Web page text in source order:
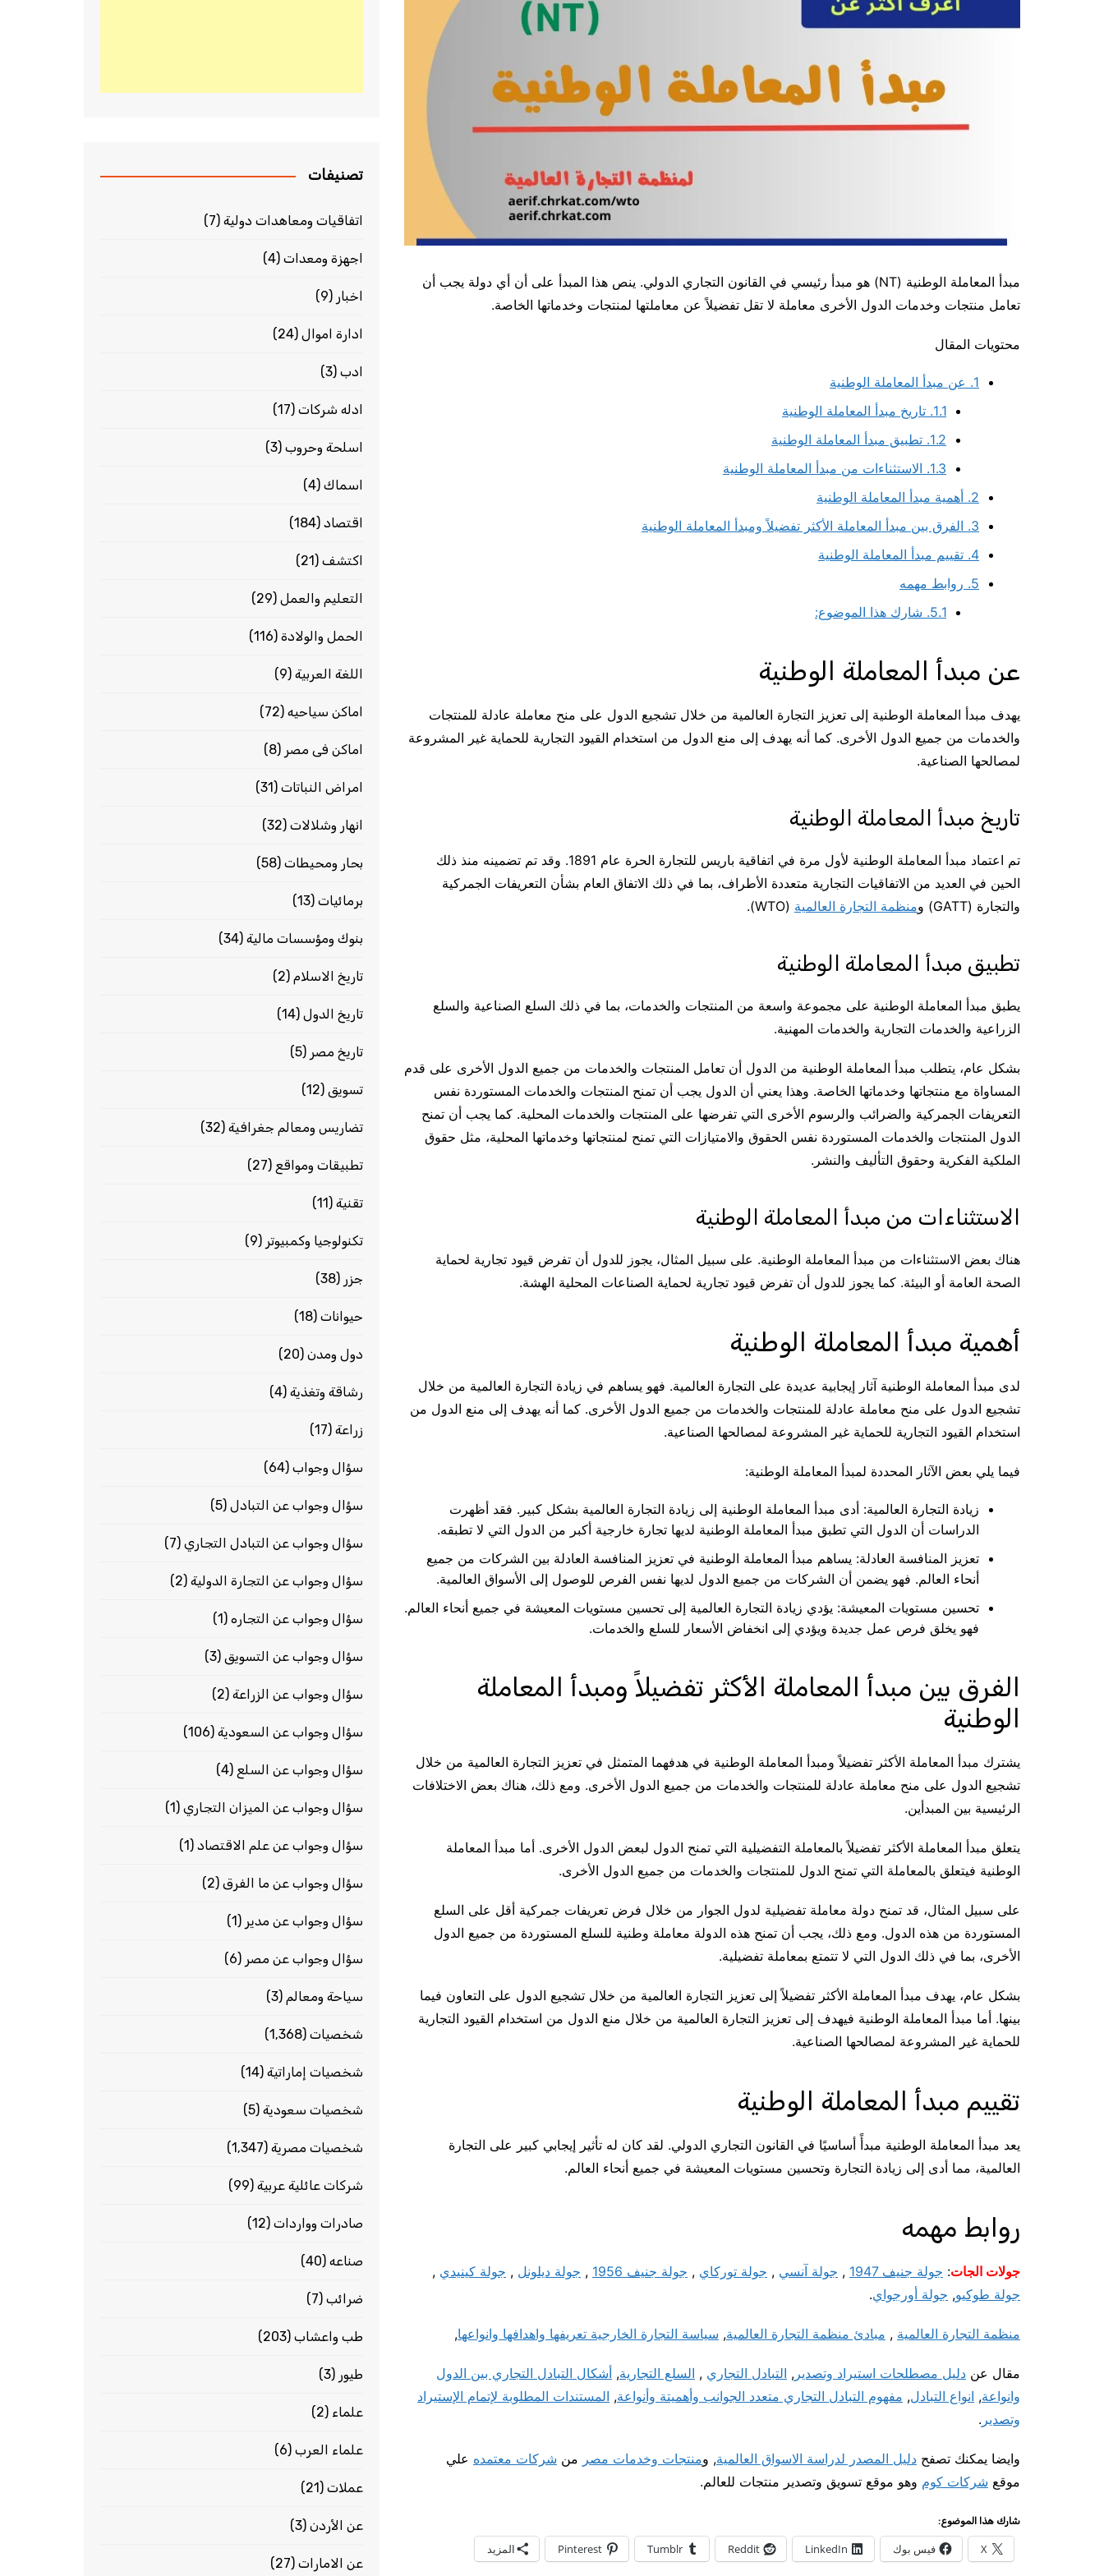
مبدأ المعاملة الوطنية (NT) هو مبدأ رئيسي في القانون التجاري الدولي. ينص هذا المبدأ على أن أي دولة يجب أن
تعامل منتجات وخدمات الدول الأخرى معاملة لا تقل تفضيلاً عن معاملتها لمنتجات وخدماتها الخاصة.
محتويات المقال
1. عن مبدأ المعاملة الوطنية
1.1. تاريخ مبدأ المعاملة الوطنية
1.2. تطبيق مبدأ المعاملة الوطنية
1.3. الاستثناءات من مبدأ المعاملة الوطنية
2. أهمية مبدأ المعاملة الوطنية
3. الفرق بين مبدأ المعاملة الأكثر تفضيلاً ومبدأ المعاملة الوطنية
4. تقييم مبدأ المعاملة الوطنية
5. روابط مهمه
5.1. شارك هذا الموضوع:
عن مبدأ المعاملة الوطنية
يهدف مبدأ المعاملة الوطنية إلى تعزيز التجارة العالمية من خلال تشجيع الدول على منح معاملة عادلة للمنتجات
والخدمات من جميع الدول الأخرى. كما أنه يهدف إلى منع الدول من استخدام القيود التجارية للحماية غير المشروعة
لمصالحها الصناعية.
تاريخ مبدأ المعاملة الوطنية
تم اعتماد مبدأ المعاملة الوطنية لأول مرة في اتفاقية باريس للتجارة الحرة عام 1891. وقد تم تضمينه منذ ذلك
الحين في العديد من الاتفاقيات التجارية متعددة الأطراف، بما في ذلك الاتفاق العام بشأن التعريفات الجمركية
والتجارة (GATT) و
منظمة التجارة العالمية (WTO).
تطبيق مبدأ المعاملة الوطنية
يطبق مبدأ المعاملة الوطنية على مجموعة واسعة من المنتجات والخدمات، بما في ذلك السلع الصناعية والسلع
الزراعية والخدمات التجارية والخدمات المهنية.
بشكل عام، يتطلب مبدأ المعاملة الوطنية من الدول أن تعامل المنتجات والخدمات من جميع الدول الأخرى على قدم
المساواة مع منتجاتها وخدماتها الخاصة. وهذا يعني أن الدول يجب أن تمنح المنتجات والخدمات المستوردة نفس
التعريفات الجمركية والضرائب والرسوم الأخرى التي تفرضها على المنتجات والخدمات المحلية. كما يجب أن تمنح
الدول المنتجات والخدمات المستوردة نفس الحقوق والامتيازات التي تمنح لمنتجاتها وخدماتها المحلية، مثل حقوق
الملكية الفكرية وحقوق التأليف والنشر.
الاستثناءات من مبدأ المعاملة الوطنية
هناك بعض الاستثناءات من مبدأ المعاملة الوطنية. على سبيل المثال، يجوز للدول أن تفرض قيود تجارية لحماية
الصحة العامة أو البيئة. كما يجوز للدول أن تفرض قيود تجارية لحماية الصناعات المحلية الهشة.
أهمية مبدأ المعاملة الوطنية
لدى مبدأ المعاملة الوطنية آثار إيجابية عديدة على التجارة العالمية. فهو يساهم في زيادة التجارة العالمية من خلال
تشجيع الدول على منح معاملة عادلة للمنتجات والخدمات من جميع الدول الأخرى. كما أنه يهدف إلى منع الدول من
استخدام القيود التجارية للحماية غير المشروعة لمصالحها الصناعية.
فيما يلي بعض الآثار المحددة لمبدأ المعاملة الوطنية:
زيادة التجارة العالمية: أدى مبدأ المعاملة الوطنية إلى زيادة التجارة العالمية بشكل كبير. فقد أظهرت
الدراسات أن الدول التي تطبق مبدأ المعاملة الوطنية لديها تجارة خارجية أكبر من الدول التي لا تطبقه.
تعزيز المنافسة العادلة: يساهم مبدأ المعاملة الوطنية في تعزيز المنافسة العادلة بين الشركات من جميع
أنحاء العالم. فهو يضمن أن الشركات من جميع الدول لديها نفس الفرص للوصول إلى الأسواق العالمية.
تحسين مستويات المعيشة: يؤدي زيادة التجارة العالمية إلى تحسين مستويات المعيشة في جميع أنحاء العالم.
فهو يخلق فرص عمل جديدة ويؤدي إلى انخفاض الأسعار للسلع والخدمات.
الفرق بين مبدأ المعاملة الأكثر تفضيلاً ومبدأ المعاملة
الوطنية
يشترك مبدأ المعاملة الأكثر تفضيلاً ومبدأ المعاملة الوطنية في هدفهما المتمثل في تعزيز التجارة العالمية من خلال
تشجيع الدول على منح معاملة عادلة للمنتجات والخدمات من جميع الدول الأخرى. ومع ذلك، هناك بعض الاختلافات
الرئيسية بين المبدأين.
يتعلق مبدأ المعاملة الأكثر تفضيلاً بالمعاملة التفضيلية التي تمنح الدول لبعض الدول الأخرى. أما مبدأ المعاملة
الوطنية فيتعلق بالمعاملة التي تمنح الدول للمنتجات والخدمات من جميع الدول الأخرى.
على سبيل المثال، قد تمنح دولة معاملة تفضيلية لدول الجوار من خلال فرض تعريفات جمركية أقل على السلع
المستوردة من هذه الدول. ومع ذلك، يجب أن تمنح هذه الدولة معاملة وطنية للسلع المستوردة من جميع الدول
الأخرى، بما في ذلك الدول التي لا تتمتع بمعاملة تفضيلية.
بشكل عام، يهدف مبدأ المعاملة الأكثر تفضيلاً إلى تعزيز التجارة العالمية من خلال تشجيع الدول على التعاون فيما
بينها. أما مبدأ المعاملة الوطنية فيهدف إلى تعزيز التجارة العالمية من خلال منع الدول من استخدام القيود التجارية
للحماية غير المشروعة لمصالحها الصناعية.
تقييم مبدأ المعاملة الوطنية
يعد مبدأ المعاملة الوطنية مبدأً أساسيًا في القانون التجاري الدولي. لقد كان له تأثير إيجابي كبير على التجارة
العالمية، مما أدى إلى زيادة التجارة وتحسين مستويات المعيشة في جميع أنحاء العالم.
روابط مهمه
جولات الجات: جولة جنيف 1947 , جولة آنسي , جولة توركاي , جولة جنيف 1956 , جولة ديلونل , جولة كينيدي ,
جولة طوكيو, جولة أورجواي.
منظمة التجارة العالمية , مبادئ منظمة التجارة العالمية, سياسة التجارة الخارجية تعريفها واهدافها وانواعها,
مقال عن دليل مصطلحات استيراد وتصدير , التبادل التجاري , السلع التجارية, أشكال التبادل التجاري بين الدول
وانواعة, انواع التبادل, مفهوم التبادل التجاري متعدد الجوانب وأهميتة وأنواعة, المستندات المطلوبة لإتمام الإستيراد
وتصدير .
وايضا يمكنك تصفح دليل المصدر لدراسة الاسواق العالمية, ومنتجات وخدمات مصر من شركات معتمده علي
موقع شركات كوم وهو موقع تسويق وتصدير منتجات للعالم.
شارك هذا الموضوع:
X فيس بوك LinkedIn
Reddit
Tumblr
Pinterest المزيد
تصنيفات
اتفاقيات ومعاهدات دولية (7)
اجهزة ومعدات (4)
اخبار (9)
ادارة اموال (24)
ادب (3)
ادله شركات (17)
اسلحة وحروب (3)
اسماك (4)
اقتصاد (184)
اكتشف (21)
التعليم والعمل (29)
الحمل والولادة (116)
اللغة العربية (9)
اماكن سياحيه (72)
اماكن فى مصر (8)
امراض النباتات (31)
انهار وشلالات (32)
بحار ومحيطات (58)
برمائيات (13)
بنوك ومؤسسات مالية (34)
تاريخ الاسلام (2)
تاريخ الدول (14)
تاريخ مصر (5)
تسويق (12)
تضاريس ومعالم جغرافية (32)
تطبيقات ومواقع (27)
تقنية (11)
تكنولوجيا وكمبيوتر (9)
جزر (38)
حيوانات (18)
دول ومدن (20)
رشاقة وتغذية (4)
زراعة (17)
سؤال وجواب (64)
سؤال وجواب عن التبادل (5)
سؤال وجواب عن التبادل التجاري (7)
سؤال وجواب عن التجارة الدولية (2)
سؤال وجواب عن التجاره (1)
سؤال وجواب عن التسويق (3)
سؤال وجواب عن الزراعة (2)
سؤال وجواب عن السعودية (106)
سؤال وجواب عن السلع (4)
سؤال وجواب عن الميزان التجاري (1)
سؤال وجواب عن علم الاقتصاد (1)
سؤال وجواب عن ما الفرق (2)
سؤال وجواب عن مدير (1)
سؤال وجواب عن مصر (6)
سياحة ومعالم (3)
شخصيات (1٬368)
شخصيات إماراتية (14)
شخصيات سعودية (5)
شخصيات مصرية (1٬347)
شركات عائلية عربية (99)
صادرات وواردات (12)
صناعه (40)
ضرائب (7)
طب واعشاب (203)
طيور (3)
علماء (2)
علماء العرب (6)
عملات (21)
عن الأردن (3)
عن الامارات (27)